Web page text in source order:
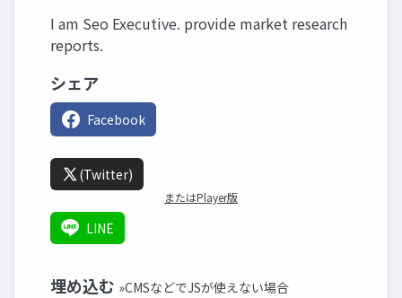
I am Seo Executive. provide market research
reports.
シェア
Facebook
(Twitter)
またはPlayer版
LINE
埋め込む »CMSなどでJSが使えない場合